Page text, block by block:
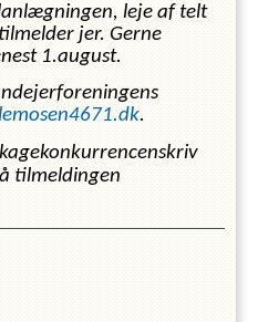
leje af telt
jer. Gerne
1.august.
.
skriv
tilmeldingen